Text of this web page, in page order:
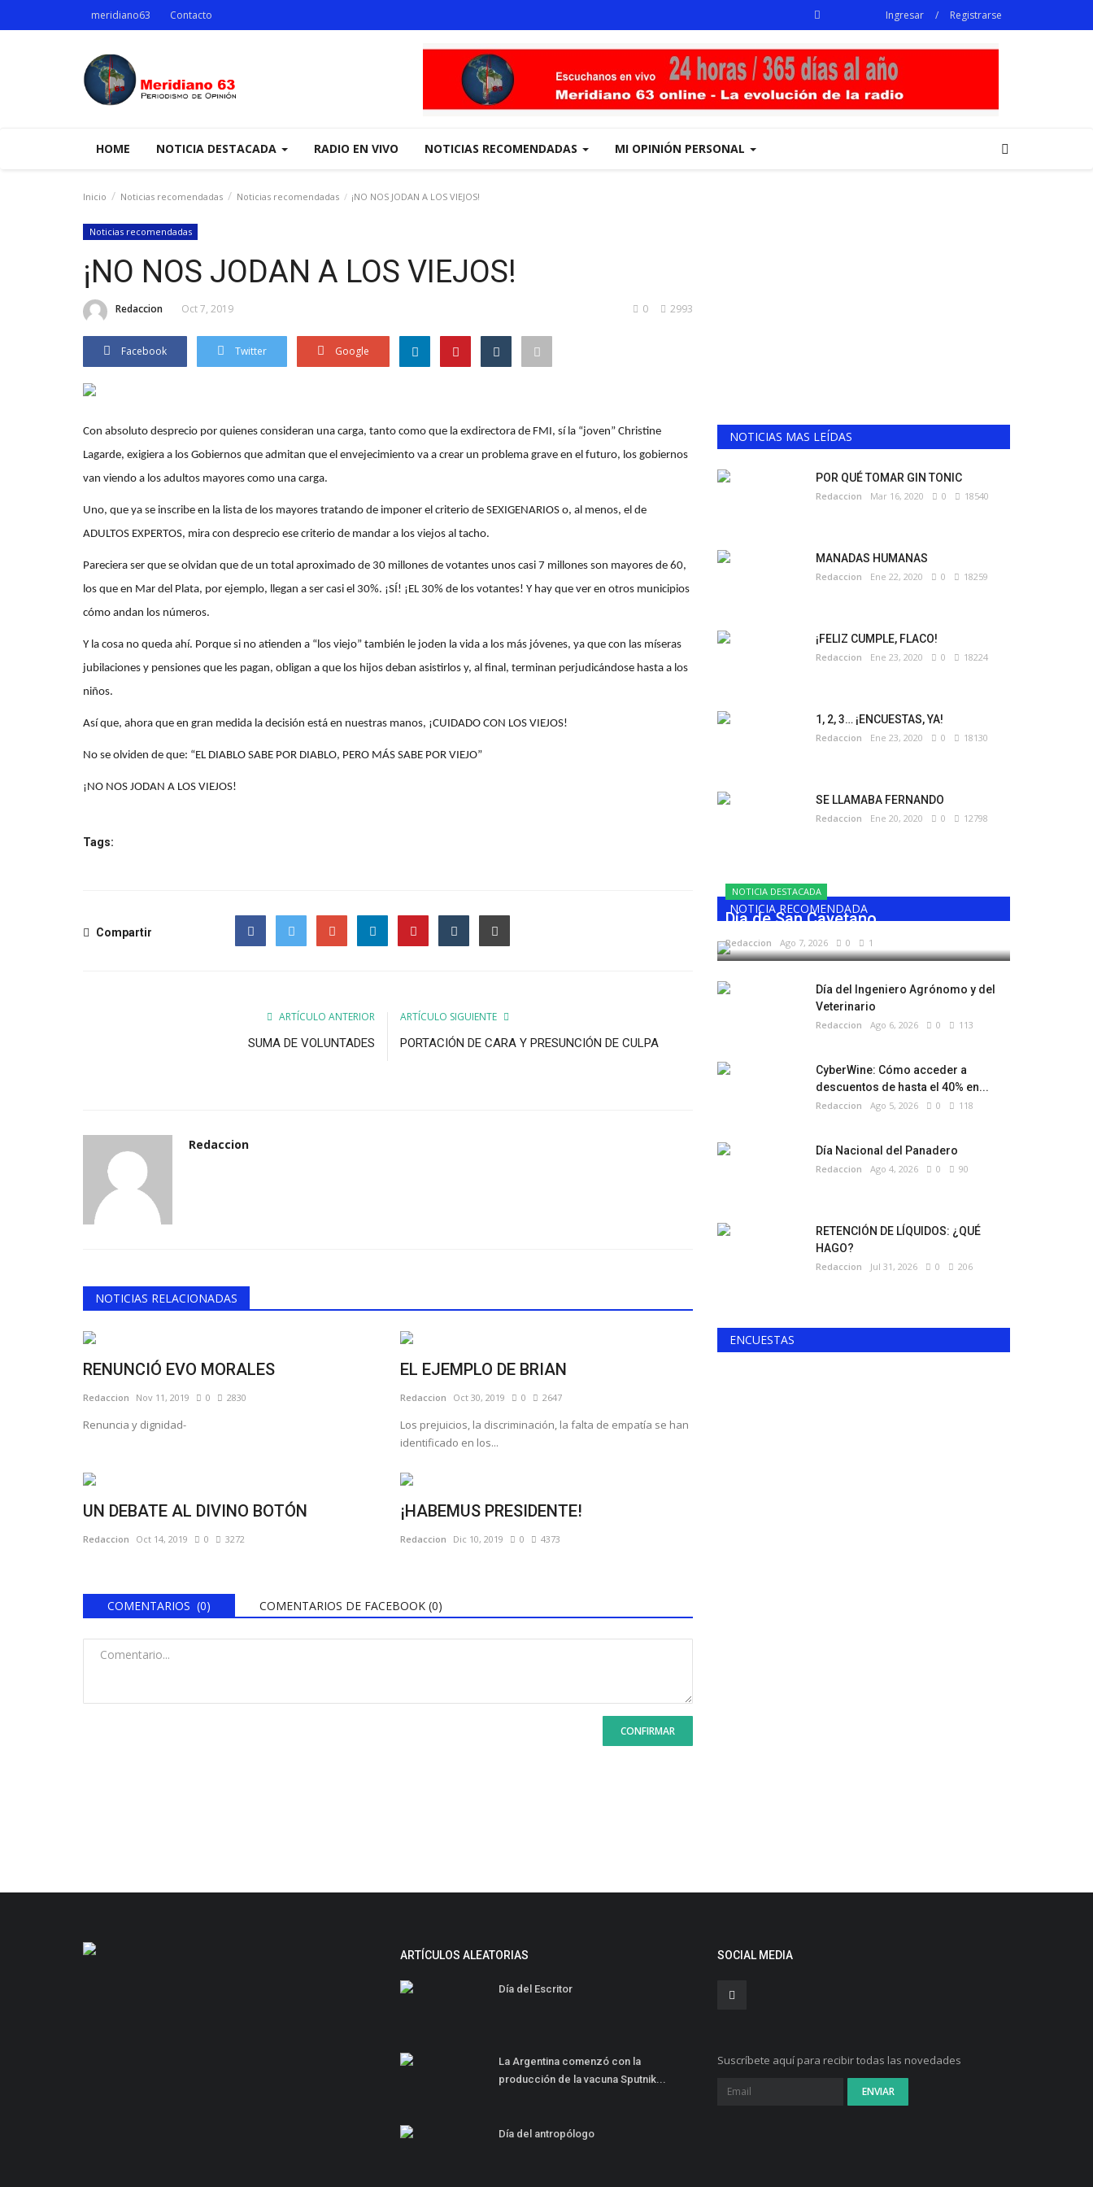
meridiano63 Contacto Ingresar / Registrarse
HOME NOTICIA DESTACADA RADIO EN VIVO NOTICIAS RECOMENDADAS MI OPINIÓN PERSONAL
Inicio Noticias recomendadas Noticias recomendadas ¡NO NOS JODAN A LOS VIEJOS!
Noticias recomendadas
¡NO NOS JODAN A LOS VIEJOS!
Redaccion Oct 7, 2019 2993
0
Facebook Twitter Google
Con absoluto desprecio por quienes consideran una carga, tanto como que la exdirectora de FMI, sí la “joven” Christine
Lagarde, exigiera a los Gobiernos que admitan que el envejecimiento va a crear un problema grave en el futuro, los gobiernos
van viendo a los adultos mayores como una carga.
Uno, que ya se inscribe en la lista de los mayores tratando de imponer el criterio de SEXIGENARIOS o, al menos, el de
ADULTOS EXPERTOS, mira con desprecio ese criterio de mandar a los viejos al tacho.
Pareciera ser que se olvidan que de un total aproximado de 30 millones de votantes unos casi 7 millones son mayores de 60,
los que en Mar del Plata, por ejemplo, llegan a ser casi el 30%. ¡SÍ! ¡EL 30% de los votantes! Y hay que ver en otros municipios
cómo andan los números.
Y la cosa no queda ahí. Porque si no atienden a “los viejo” también le joden la vida a los más jóvenes, ya que con las míseras
jubilaciones y pensiones que les pagan, obligan a que los hijos deban asistirlos y, al final, terminan perjudicándose hasta a los
niños.
Así que, ahora que en gran medida la decisión está en nuestras manos, ¡CUIDADO CON LOS VIEJOS!
No se olviden de que: “EL DIABLO SABE POR DIABLO, PERO MÁS SABE POR VIEJO”
¡NO NOS JODAN A LOS VIEJOS!
Tags:
Compartir
ARTÍCULO ANTERIOR
SUMA DE VOLUNTADES
ARTÍCULO SIGUIENTE
PORTACIÓN DE CARA Y PRESUNCIÓN DE CULPA
Redaccion
NOTICIAS RELACIONADAS
RENUNCIÓ EVO MORALES
Redaccion Nov 11, 2019 0 2830
Renuncia y dignidad-
EL EJEMPLO DE BRIAN
Redaccion Oct 30, 2019 0 2647
Los prejuicios, la discriminación, la falta de empatía se han
identificado en los...
UN DEBATE AL DIVINO BOTÓN
Redaccion Oct 14, 2019 0 3272
¡HABEMUS PRESIDENTE!
Redaccion Dic 10, 2019 0 4373
COMENTARIOS (0) COMENTARIOS DE FACEBOOK (0)
CONFIRMAR
NOTICIAS MAS LEÍDAS
POR QUÉ TOMAR GIN TONIC
Redaccion Mar 16, 2020 0 18540
MANADAS HUMANAS
Redaccion Ene 22, 2020 0 18259
¡FELIZ CUMPLE, FLACO!
Redaccion Ene 23, 2020 0 18224
1, 2, 3… ¡ENCUESTAS, YA!
Redaccion Ene 23, 2020 0 18130
SE LLAMABA FERNANDO
Redaccion Ene 20, 2020 0 12798
NOTICIA RECOMENDADA
NOTICIA DESTACADA
Día de San Cayetano
Redaccion Ago 7, 2026 0 1
Día del Ingeniero Agrónomo y del
Veterinario
Redaccion Ago 6, 2026 0 113
CyberWine: Cómo acceder a
descuentos de hasta el 40% en...
Redaccion Ago 5, 2026 0 118
Día Nacional del Panadero
Redaccion Ago 4, 2026 0 90
RETENCIÓN DE LÍQUIDOS: ¿QUÉ
HAGO?
Redaccion Jul 31, 2026 0 206
ENCUESTAS
ARTÍCULOS ALEATORIAS
Día del Escritor
La Argentina comenzó con la
producción de la vacuna Sputnik...
Día del antropólogo
SOCIAL MEDIA
Suscríbete aquí para recibir todas las novedades